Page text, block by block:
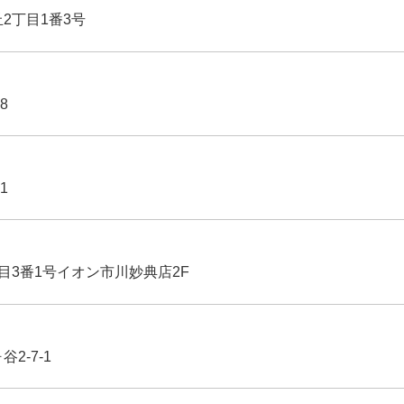
丁目1番3号
3番1号イオン市川妙典店2F
2-7-1